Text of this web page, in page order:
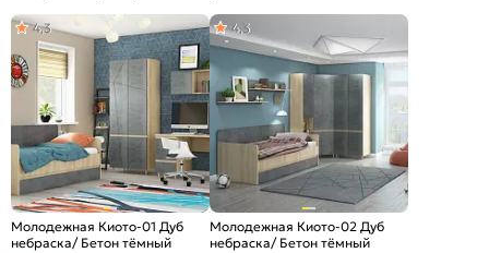
Молодежная Киото-01 Дуб
небраска/ Бетон тёмный
4,3
Молодежная Киото-02 Дуб
небраска/ Бетон тёмный
4,3